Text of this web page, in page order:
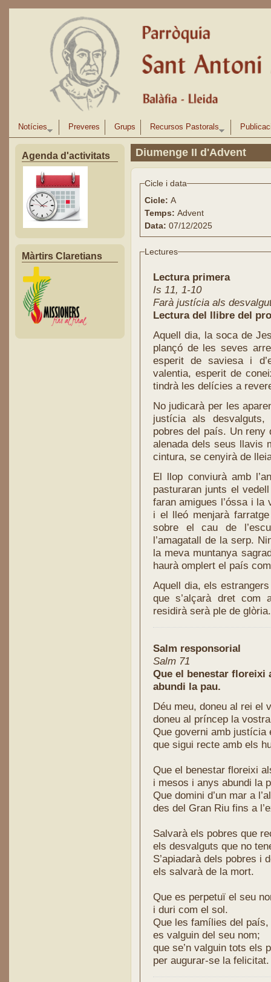
Notícies Preveres Grups Recursos Pastorals
Agenda d'activitats
Màrtirs Claretians
Diumenge II d'Advent
Cicle i data
Cicle: A
Temps: Advent
Data: 07/12/2025
Lectures
Lectura primera
Is 11, 1-10
Farà justícia als
Lectura del llibre del
Aquell dia, la soca de
plançó de les seves
esperit de saviesa i
valentia, esperit de
tindrà les delícies a
No judicarà per les
justícia als
pobres del país. Un reny
alenada dels seus llavis
cintura, se cenyirà de
El llop conviurà amb
pasturaran junts el
faran amigues l’óssa i
i el lleó menjarà
sobre el cau de
l’amagatall de la serp.
la meva muntanya
haurà omplert el país
Aquell dia, els
que s’alçarà dret
residirà serà ple de glòria.
Salm responsorial
Salm 71
Que el benestar floreixi
abundi la pau.
Déu meu, doneu al rei el
doneu al príncep la
Que governi amb justícia
que sigui recte amb els
Que el benestar floreixi
i mesos i anys abundi la
Que domini d’un mar a
des del Gran Riu fins a
Salvarà els pobres que
els desvalguts que no
S’apiadarà dels pobres i
els salvarà de la mort.
Que es perpetuï el seu
i duri com el sol.
Que les famílies del
es valguin del seu nom;
que se’n valguin tots els
per augurar-se la